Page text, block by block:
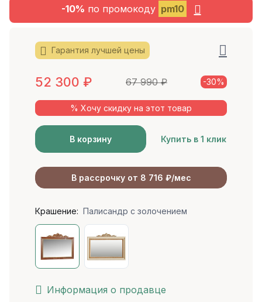
-10% по промокоду pm10
Гарантия лучшей цены
52 300 ₽ 67 990₽ -30%
% Хочу скидку на этот товар
В корзину Купить в 1 клик
В рассрочку от 8 716 ₽/мес
Крашение: Палисандр с золочением
Информация о продавце